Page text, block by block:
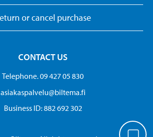
or cancel purchase
CONTACT US
Telephone. 09 427 05 830
asiakaspalvelu@biltema.fi
Business ID:​ 882 692 302